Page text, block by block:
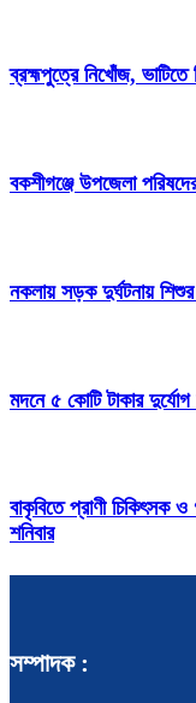
ব্রহ্মপুত্রে নিখোঁজ,
বকশীগঞ্জে উপজেলা
নকলায় সড়ক দুর্ঘটনায়
মদনে ৫ কোটি টাকার
বাকৃবিতে প্রাণী চিকিৎসক
শনিবার
সম্পাদক :